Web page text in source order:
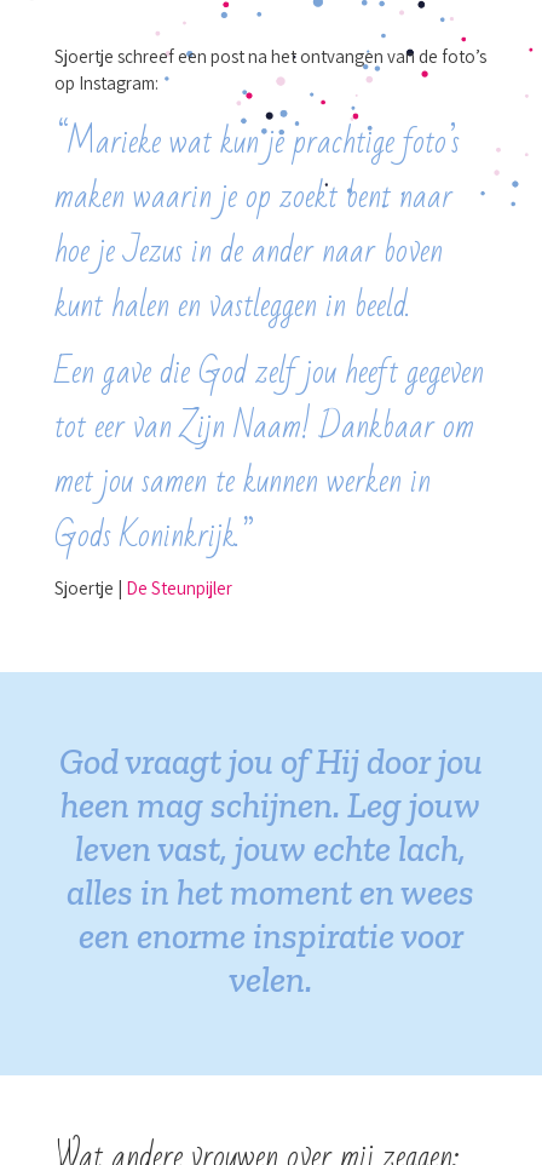
Sjoertje schreef een post na het ontvangen van de foto’s
op Instagram:
“Marieke wat kun je prachtige foto’s
maken waarin je op zoekt bent naar
hoe je Jezus in de ander naar boven
kunt halen en vastleggen in beeld.
Een gave die God zelf jou heeft gegeven
tot eer van Zijn Naam! Dankbaar om
met jou samen te kunnen werken in
Gods Koninkrijk.”
Sjoertje | De Steunpijler
God vraagt jou of Hij door jou
heen mag schijnen. Leg jouw
leven vast, jouw echte lach,
alles in het moment en wees
een enorme inspiratie voor
velen.